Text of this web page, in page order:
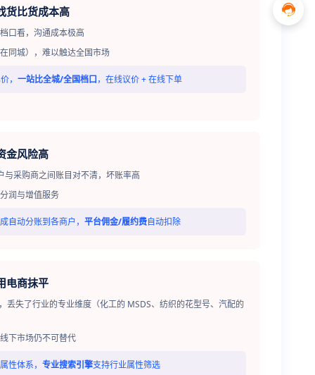
货比货成本高
口看，沟通成本极高
同城），难以触达全国市场
， 一站比全城/全国档口，在线议价 + 在线下单
金风险高
与采购商之间账目对不清，坏账率高
润与增值服务
自动分账到各商户， 平台佣金/履约费自动扣除
电商抹平
丢失了行业的专业维度（化工的 MSDS、纺织的花型号、汽配的
下市场仍不可替代
性体系， 专业搜索引擎支持行业属性筛选